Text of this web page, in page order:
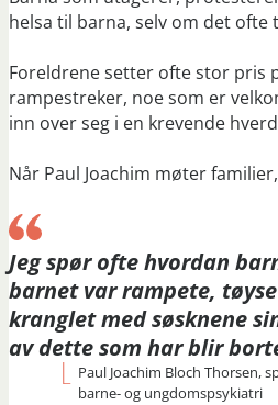
helsa til barna, selv om det
Foreldrene setter ofte stor pris
rampestreker, noe som er
inn over seg i en krevende
Når Paul Joachim møter
Jeg spør ofte hvordan
barnet var rampete,
kranglet med søsknene
av dette som har blir
Paul Joachim Bloch Thorsen,
barne- og ungdomspsykiatri